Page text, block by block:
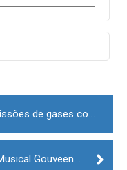
Portugal continua a reduzir emissões de gases com efeito de estufa mas aumenta resíduos
Concerto de Natal da Sociedade Musical Gouveense esta noite